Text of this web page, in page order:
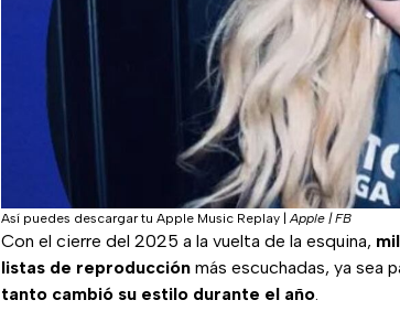
Así puedes descargar tu Apple Music Replay |Apple | FB
Con el cierre del 2025 a la vuelta de la esquina,
listas de reproducción más escuchadas, ya sea
tanto cambió su estilo durante el año.